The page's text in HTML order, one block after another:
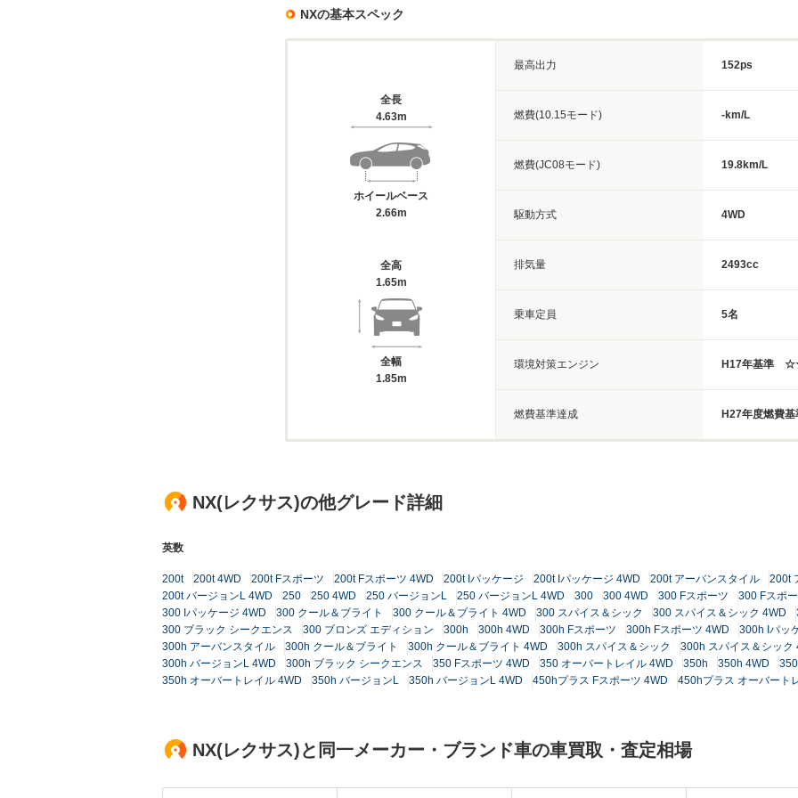
NXの基本スペック
全長
4.63m
ホイールベース
2.66m
全高
1.65m
全幅
1.85m
最高出力 152ps
燃費(10.15モード) -km/L
燃費(JC08モード) 19.8km/L
駆動方式 4WD
排気量 2493cc
乗車定員 5名
環境対策エンジン H17年基準
燃費基準達成 H27年度燃費
NX(レクサス)の他グレード詳細
英数
200t 200t 4WD 200t Fスポーツ 200t Fスポーツ 4WD 200t Iパッケージ 200t Iパッケージ 4WD 200t アーバンスタイル
200t
200t バージョンL 4WD
250 250 4WD 250 バージョンL 250 バージョンL 4WD 300 300 4WD 300 Fスポーツ
300 Fスポ
300 Iパッケージ 4WD
300 クール＆ブライト 300 クール＆ブライト 4WD 300 スパイス＆シック 300 スパイス＆シック 4WD
300 ブラック シークエンス
300 ブロンズ エディション 300h 300h 4WD 300h Fスポーツ 300h Fスポーツ 4WD
300h Iパッ
300h アーバンスタイル
300h クール＆ブライト 300h クール＆ブライト 4WD 300h スパイス＆シック
300h スパイス＆シック
300h バージョンL 4WD
300h ブラック シークエンス 350 Fスポーツ 4WD 350 オーバートレイル 4WD 350h 350h 4WD
350h オーバートレイル 4WD
350h バージョンL 350h バージョンL 4WD 450hプラス Fスポーツ 4WD 450hプラス オーバート
NX(レクサス)と同一メーカー・ブランド車の車買取・査定相場